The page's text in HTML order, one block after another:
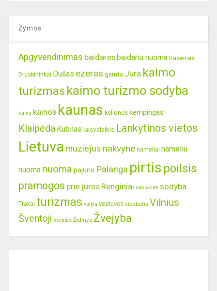
Žymos
Apgyvendinimas baidares baidariu nuoma Baseinas
Druskininkai Dušas ezeras gamta Jura kaimo
turizmas kaimo turizmo sodyba
kaina kainos kaunas keliones kempingas
Klaipėda Kubilas laisvalaikis Lankytinos vietos
Lietuva muziejus nakvyne nameliai nameliu
nuoma nuoma pajuris Palanga pirtis poilsis
pramogos prie juros Renginiai saslykine sodyba
Trakai turizmas valtys vestuves viesbutis Vilnius
Šventoji šventės Židinys Žvejyba